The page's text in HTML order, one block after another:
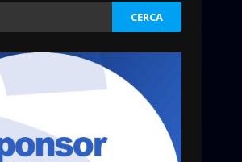
Fasanese ferito a colpi di
6 Agosto 2026 18:13